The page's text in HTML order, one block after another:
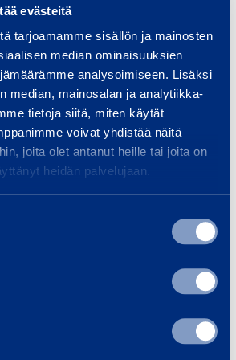
evästeitä
tarjoamamme sisällön ja mainosten
median ominaisuuksien
analysoimiseen. Lisäksi
median, mainosalan ja analytiikka-
tietoja siitä, miten käytät
voivat yhdistää näitä
joita olet antanut heille tai joita on
heidän palvelujaan.
tuotteita